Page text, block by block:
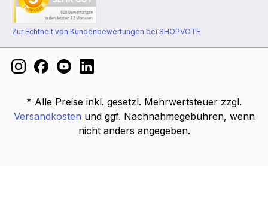
Zur Echtheit von Kundenbewertungen bei SHOPVOTE
* Alle Preise inkl. gesetzl. Mehrwertsteuer zzgl.
Versandkosten und ggf. Nachnahmegebühren, wenn
nicht anders angegeben.